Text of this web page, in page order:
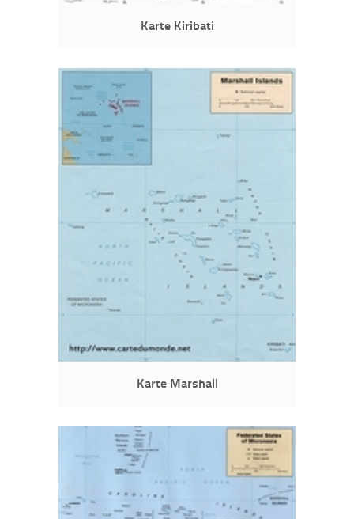
Karte Kiribati
Karte Marshall